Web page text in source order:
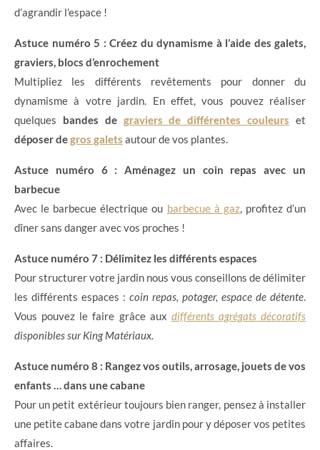
d’agrandir l’espace !
Astuce numéro 5 : Créez du dynamisme à l’aide des galets,
graviers, blocs d’enrochement
Multipliez les différents revêtements pour donner du
dynamisme à votre jardin. En effet, vous pouvez réaliser
quelques bandes de graviers de différentes couleurs et
déposer degros galets autour de vos plantes.
Astuce numéro 6 : Aménagez un coin repas avec un
barbecue
Avec le barbecue électrique ou barbecue à gaz, profitez d’un
dîner sans danger avec vos proches !
Astuce numéro 7 : Délimitez les différents espaces
Pour structurer votre jardin nous vous conseillons de délimiter
les différents espaces : coin repas, potager, espace de détente
Vous pouvez le faire grâce aux différents agrégats décoratifs
disponibles sur King Matériaux.
Astuce numéro 8 : Rangez vos outils, arrosage, jouets de vos
enfants … dans une cabane
Pour un petit extérieur toujours bien ranger, pensez à installer
une petite cabane dans votre jardin pour y déposer vos petites
affaires.